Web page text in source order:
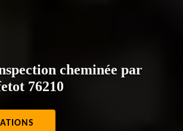
cheminée par
76210